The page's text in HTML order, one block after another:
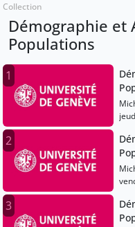
Collection
Démographie et
Populations
1
2
3